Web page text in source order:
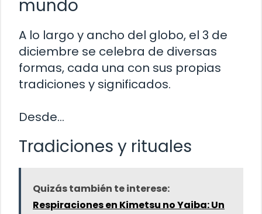
mundo
A lo largo y ancho del globo, el 3 de
diciembre se celebra de diversas
formas, cada una con sus propias
tradiciones y significados.
Desde…
Tradiciones y rituales
Quizás también te interese:
Respiraciones en Kimetsu no Yaiba: Un